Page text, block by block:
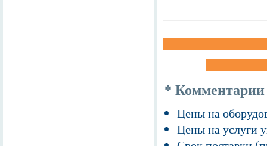
* Комментарии
Цены на
Цены на услуги